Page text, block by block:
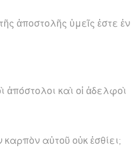
ἀποστολῆς ὑμεῖς ἐστε ἐν
ἀπόστολοι καὶ οἱ ἀδελφοὶ
αὐτοῦ οὐκ ἐσθίει;